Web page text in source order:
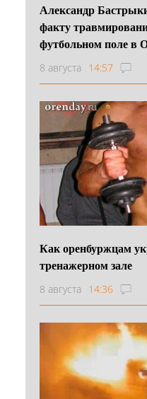
Александр
факту
футбольном поле в
8 августа 14:57
Как оренбуржцам
тренажерном зале
8 августа 14:36